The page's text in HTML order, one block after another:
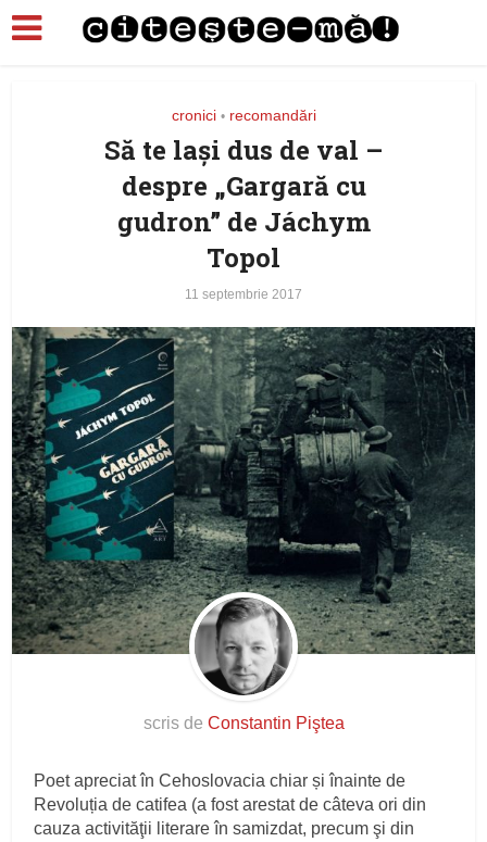
cronici • recomandări
Să te laşi dus de val –
despre „Gargară cu
gudron” de Jáchym
Topol
11 septembrie 2017
scris de Constantin Piştea
Poet apreciat în Cehoslovacia chiar și înainte de
Revoluția de catifea (a fost arestat de câteva ori din
cauza activităţii literare în samizdat, precum şi din